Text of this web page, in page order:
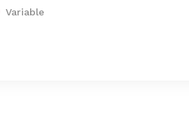
Variable